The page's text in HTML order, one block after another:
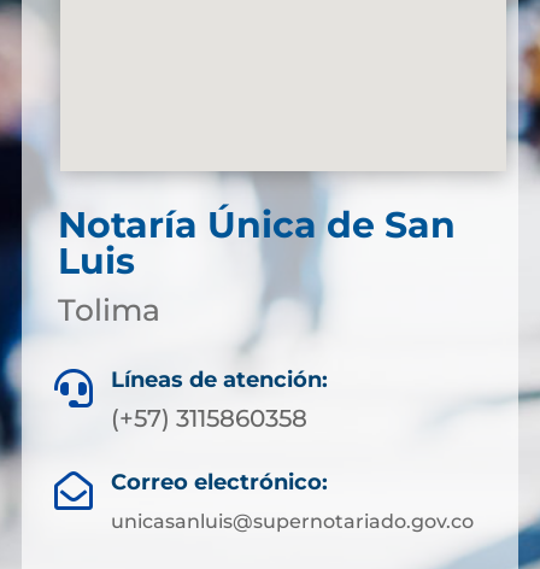
Notaría Única de San
Luis
Tolima
 Líneas de atención:
(+57) 3115860358
 Correo electrónico:
unicasanluis@supernotariado.gov.co